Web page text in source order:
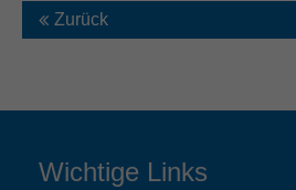
Zurück
Wichtige Links